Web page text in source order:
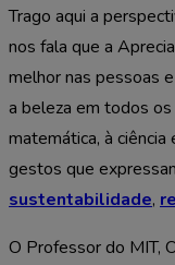
Trago aqui a
nos fala que a
melhor nas pessoas
a beleza em todos os
matemática, à ciência
gestos que
sustentabilidade,
O Professor do MIT,